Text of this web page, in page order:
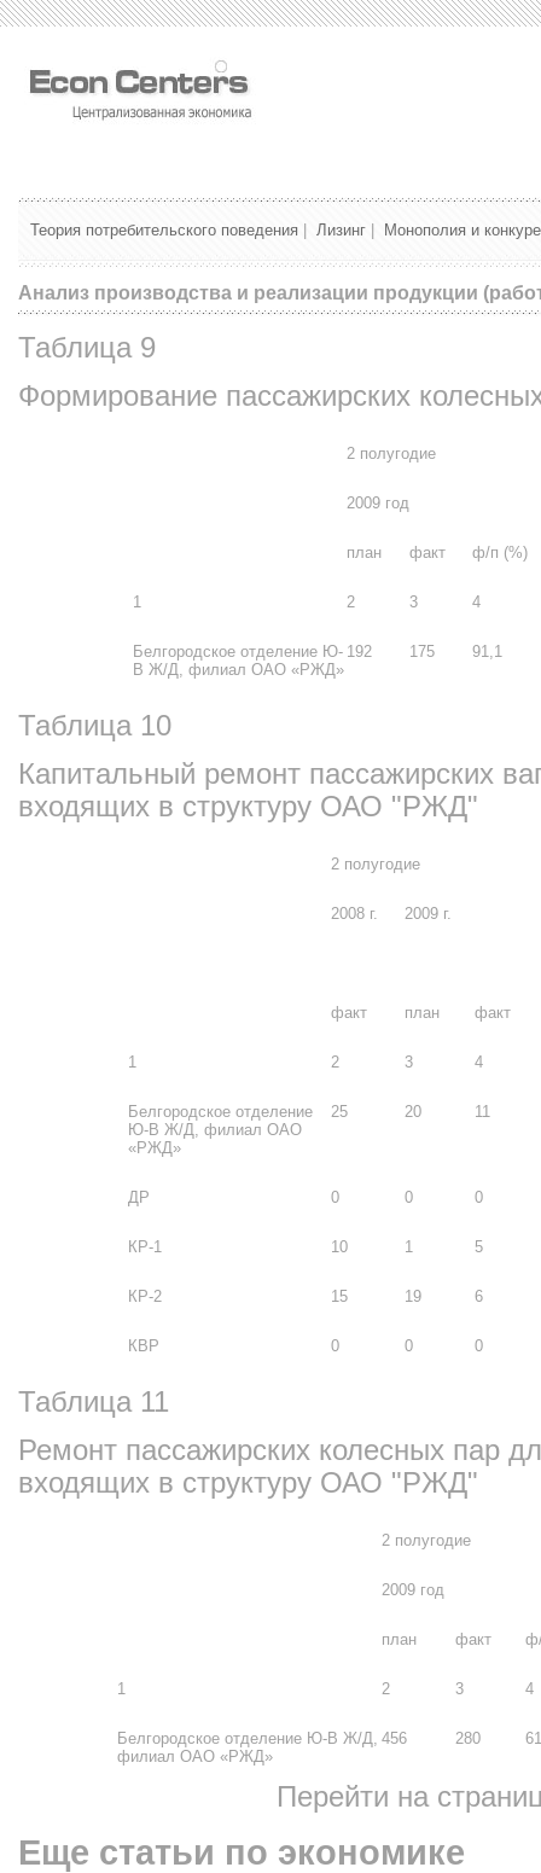
Теория потребительского поведения Лизинг Монополия и
Анализ производства и реализации продукции
Таблица 9
Формирование пассажирских
2 полугодие
2009 год
план факт ф/п (%)
1 2 3 4
Белгородское отделение Ю-
В Ж/Д, филиал ОАО «РЖД»
192 175 91,1
Таблица 10
Капитальный ремонт пассажирских
входящих в структуру ОАО "РЖД"
2 полугодие
2008 г. 2009 г.
факт план факт
1 2 3 4
Белгородское отделение
Ю-В Ж/Д, филиал ОАО
«РЖД»
25 20 11
ДР 0 0 0
КР-1 10 1 5
КР-2 15 19 6
КВР 0 0 0
Таблица 11
Ремонт пассажирских колесных пар
входящих в структуру ОАО "РЖД"
2 полугодие
2009 год
план факт
1 2 3 4
Белгородское отделение Ю-В Ж/Д,
филиал ОАО «РЖД»
456 280
Перейти на
Еще статьи по экономике